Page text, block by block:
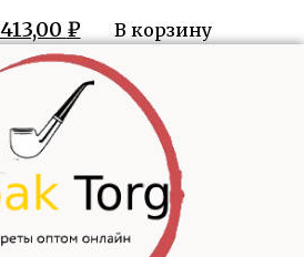
Первоначальная
цена
составляла
750,00 ₽.
413,00 ₽Текущая
цена:
413,00 ₽.
В корзину